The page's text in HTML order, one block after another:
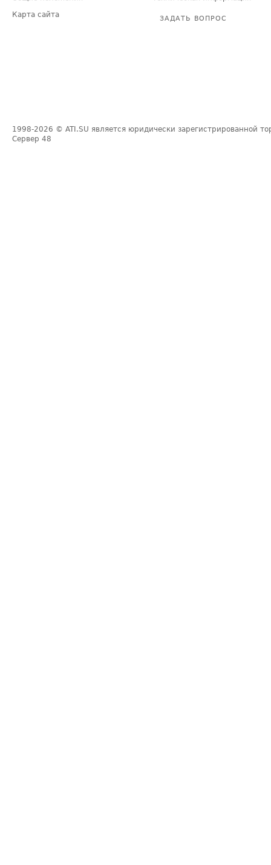
Карта сайта
ЗАДАТЬ ВОПРОС
1998-2026 © ATI.SU является юридически зарегистрированной
Сервер 48